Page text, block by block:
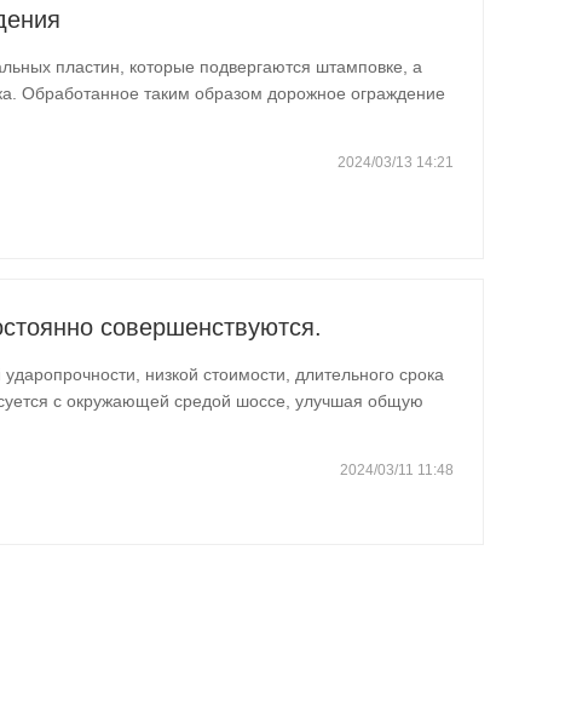
пластин, которые подвергаются штамповке, а
Обработанное таким образом дорожное ограждение
2024/03/13 14:21
совершенствуются.
низкой стоимости, длительного срока
с окружающей средой шоссе, улучшая общую
2024/03/11 11:48